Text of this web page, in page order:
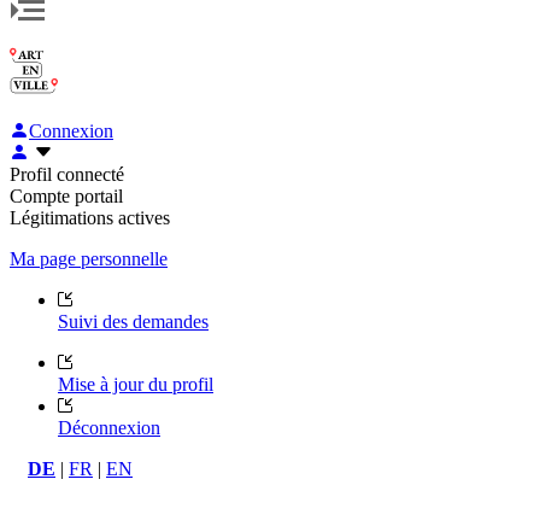
Connexion
Profil connecté
Compte portail
Légitimations actives
Ma page personnelle
Suivi des demandes
Mise à jour du profil
Déconnexion
DE | FR | EN